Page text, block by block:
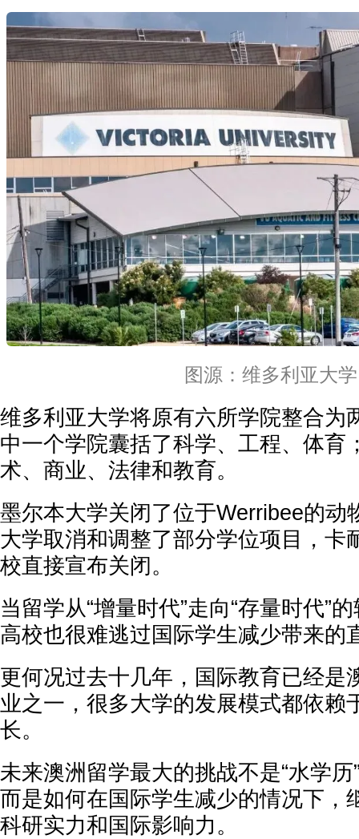
图源：维多利亚大学
维多利亚大学将原有六所学院整合为
中一个学院囊括了科学、工程、体育
术、商业、法律和教育。
墨尔本大学关闭了位于Werribee的动
大学取消和调整了部分学位项目，卡
校直接宣布关闭。
当留学从“增量时代”走向“存量时代”
高校也很难逃过国际学生减少带来的
更何况过去十几年，国际教育已经是
业之一，很多大学的发展模式都依赖
长。
未来澳洲留学最大的挑战不是“水学
而是如何在国际学生减少的情况下，
科研实力和国际影响力。